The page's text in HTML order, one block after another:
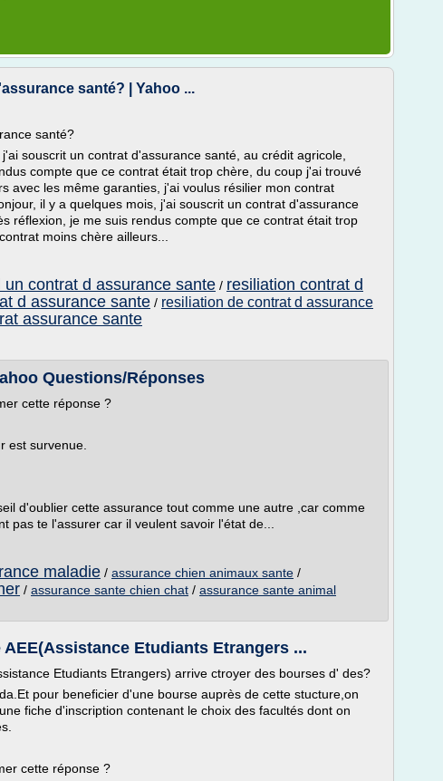
santé? | Yahoo ...
santé?
souscrit un contrat d'assurance santé, au crédit agricole,
compte que ce contrat était trop chère, du coup j'ai trouvé
avec les même garanties, j'ai voulus résilier mon contrat
il y a quelques mois, j'ai souscrit un contrat d'assurance
réflexion, je me suis rendus compte que ce contrat était trop
moins chère ailleurs...
un contrat d assurance sante / resiliation contrat d
d assurance sante / resiliation de contrat d assurance
assurance sante
Questions/Réponses
cette réponse ?
est survenue.
d'oublier cette assurance tout comme une autre ,car comme
pas te l'assurer car il veulent savoir l'état de...
maladie / assurance chien animaux sante /
/ assurance sante chien chat / assurance sante animal
Etudiants Etrangers ...
Etudiants Etrangers) arrive ctroyer des bourses d' des?
pour beneficier d'une bourse auprès de cette stucture,on
fiche d'inscription contenant le choix des facultés dont on
cette réponse ?